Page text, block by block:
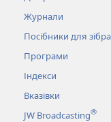
Журнали
Посібники для
Програми
Індекси
Вказівки
JW Broadcasting®